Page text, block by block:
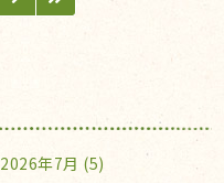
2026年7月 (5)